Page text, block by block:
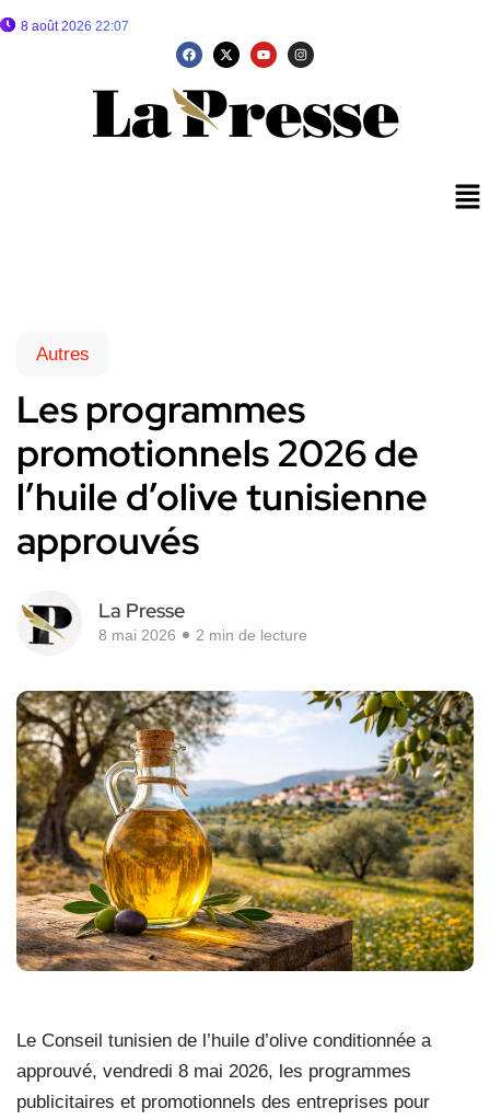
8 août 2026 22:07
Autres
Les programmes
promotionnels 2026 de
l’huile d’olive tunisienne
approuvés
La Presse
8 mai 2026 2 min de lecture
Le Conseil tunisien de l’huile d’olive conditionnée a
approuvé, vendredi 8 mai 2026, les programmes
publicitaires et promotionnels des entreprises pour